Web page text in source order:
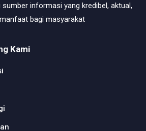
sumber informasi yang kredibel, aktual,
bagi masyarakat
Kami